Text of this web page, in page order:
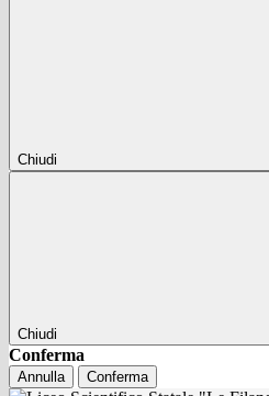
Chiudi
Chiudi
Conferma
Annulla Conferma